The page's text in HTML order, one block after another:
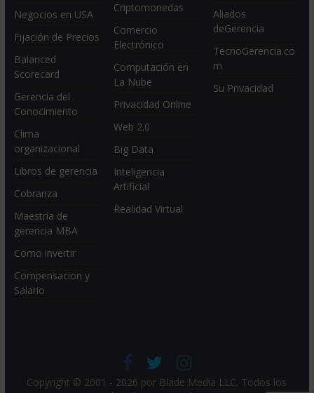
Negocios en USA
Fijación de Precios
Balanced
Scorecard
Gerencia del
Conocimiento
Clima
organizacional
Libros de gerencia
Cobranza
Maestría de
gerencia MBA
Como invertir
Compensacion y
Salario
Criptomonedas
Comercio
Electrónico
Computación en
La Nube
Privacidad Online
Web 2.0
Big Data
Inteligencia
Artificial
Realidad Virtual
Aliados
deGerencia
TecnoGerencia.co
m
Su Privacidad
Copyright © 2001 - 2026 por Blade Media LLC. Todos los